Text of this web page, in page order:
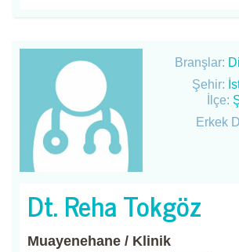
Branşlar:
Şehir:
İlçe:
Erkek
Dt. Reha Tokgöz
Muayenehane / Klinik